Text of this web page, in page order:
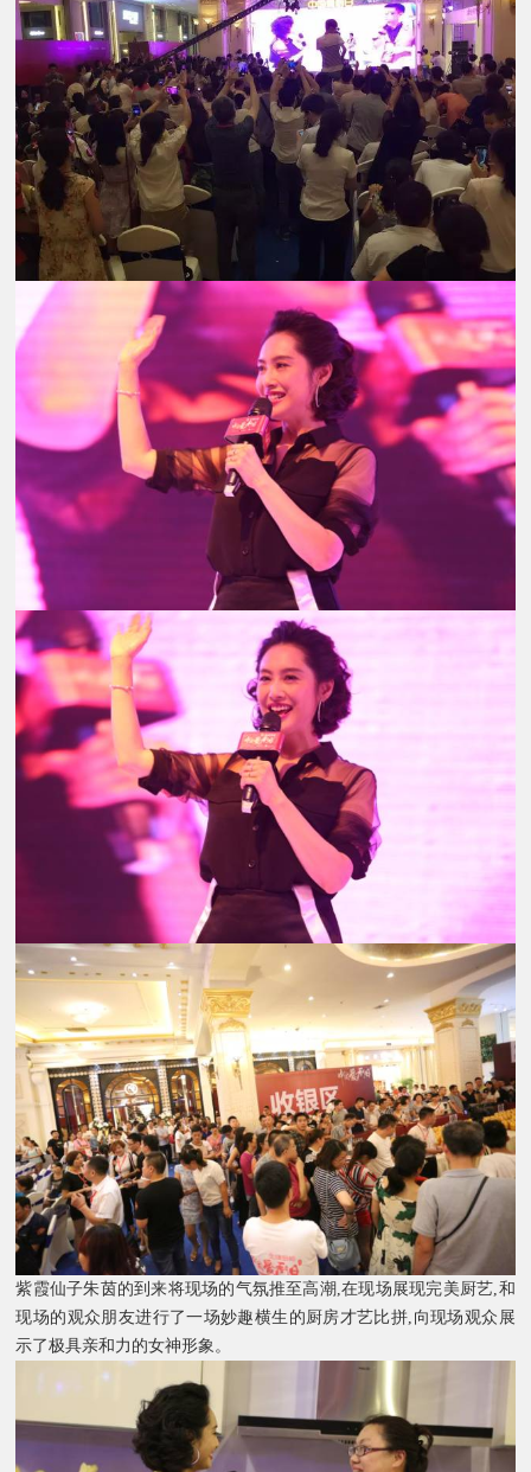
紫霞仙子朱茵的到来将现场的气氛推至高潮,在现场展现完美厨艺,和
现场的观众朋友进行了一场妙趣横生的厨房才艺比拼,向现场观众展
示了极具亲和力的女神形象。